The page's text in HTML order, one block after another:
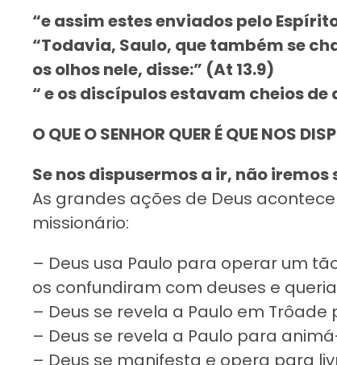
“e assim estes enviados pelo
“Todavia, Saulo, que também se
os olhos nele, disse:” (At 13.9)
“ e os discípulos estavam cheios de
O QUE O SENHOR QUER É QUE NOS
Se nos dispusermos a ir, não iremos
As grandes ações de Deus
missionário:
– Deus usa Paulo para operar um
os confundiram com deuses e
– Deus se revela a Paulo em Trôade
– Deus se revela a Paulo para
– Deus se manifesta e opera para